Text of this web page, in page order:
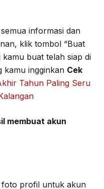
informasi dan
klik tombol “Buat
kamu buat telah siap di
kamu ingginkan Cek
Tahun Paling Seru
membuat akun
foto profil untuk akun